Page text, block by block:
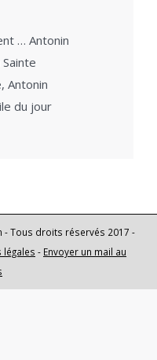
… Antonin
Antonin
du jour
- Tous droits réservés 2017 -
légales - Envoyer un mail au